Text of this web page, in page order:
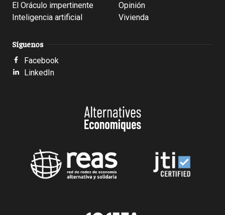
El Oráculo impertinente
Inteligencia artificial
Opinión
Vivienda
Síguenos
Facebook
LinkedIn